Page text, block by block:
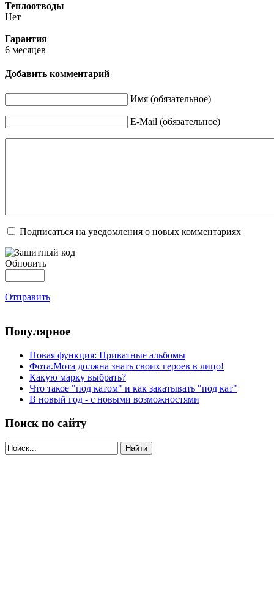
Теплоотводы
Нет
Гарантия
6 месяцев
Добавить комментарий
Имя (обязательное)
E-Mail (обязательное)
Подписаться на уведомления о новых комментариях
Обновить
Отправить
Популярное
Новая функция: Приватные альбомы
Фота.Мота должна знать своих героев в лицо!
Какую марку выбрать?
Что такое "под катом" и как закатывать "под кат"
В новый год - с новыми возможностями
Поиск по сайту
Найти